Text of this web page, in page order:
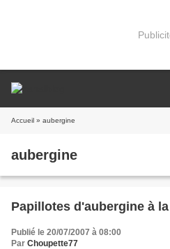
Accueil » aubergine
aubergine
Papillotes d'aubergine à
Publié le 20/07/2007 à 08:00
Par Choupette77